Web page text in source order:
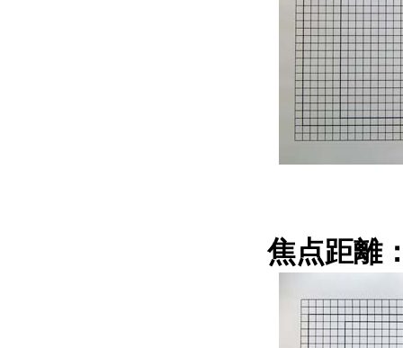
焦点距離